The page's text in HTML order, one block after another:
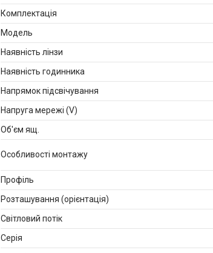
Комплектація
Мoдель
Наявність лінзи
Наявність годинника
Напрямок підсвічування
Напруга мережі (V)
Об'єм ящ.
Особливості монтажу
Профіль
Розташування (орієнтація)
Світловий потік
Серія